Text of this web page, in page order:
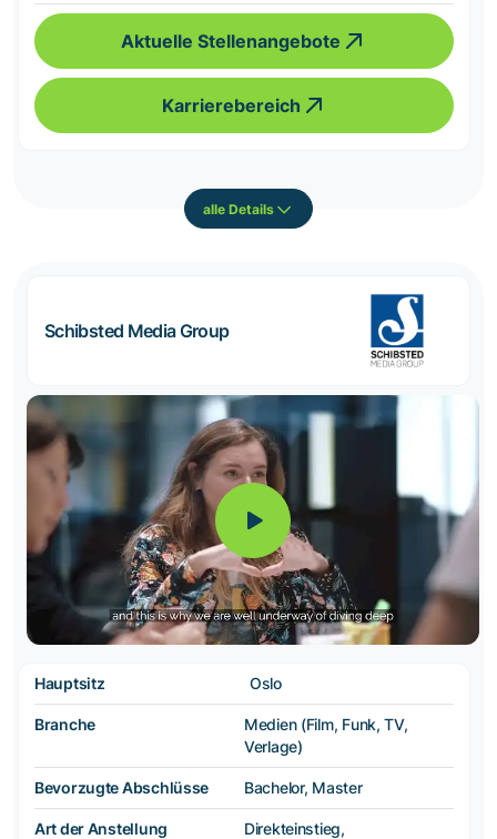
Aktuelle Stellenangebote
Karrierebereich
alle Details
Schibsted Media Group
Hauptsitz Oslo
Branche
Medien (Film, Funk, TV,
Verlage)
Bevorzugte Abschlüsse Bachelor, Master
Art der Anstellung
Direkteinstieg,